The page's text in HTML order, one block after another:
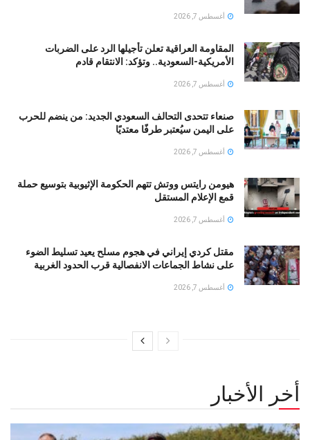
أغسطس 7, 2026
المقاومة العراقية تعلن تأجيلها الرد على الضربات
الأمريكية-السعودية.. وتؤكد: الانتقام قادم
أغسطس 7, 2026
صنعاء تتحدى التحالف السعودي الجديد: من ينضم للحرب
على اليمن سيُعتبر طرفًا معتديًا
أغسطس 7, 2026
هيومن رايتس ووتش تتهم الحكومة الإثيوبية بتوسيع حملة
قمع الإعلام المستقل
أغسطس 7, 2026
مقتل كردي إيراني في هجوم مسلح يعيد تسليط الضوء
على نشاط الجماعات الانفصالية قرب الحدود الغربية
أغسطس 7, 2026
أخر الأخبار